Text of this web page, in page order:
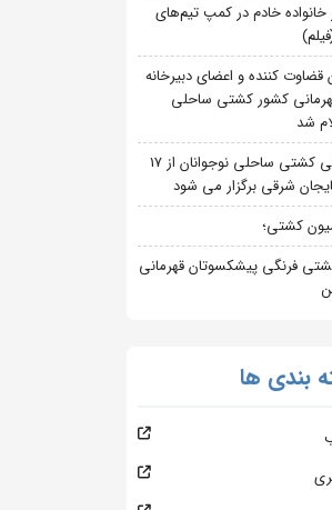
خادم در کمپ تیم‌های
قضاوت کننده و اعضای دبیرخانه
کشور کشتی ساحلی
شد
اردوی تیم ملی کشتی ساحلی نوجوانان از 17
شرقی برگزار می شود
کشتی؛
فرنگی پیشکسوتان قهرمانی
بندی ها